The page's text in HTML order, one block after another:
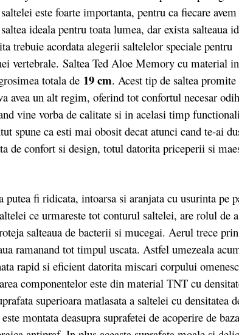
este foarte importanta, pentru ca fiecare
ideala pentru toata lumea, dar exista salteaua
trebuie acordata alegerii saltelelor speciale pentru
vertebrale. Saltea Ted Aloe Memory cu material
totala de 19 cm. Acest tip de saltea promite
avea un alt regim, oferind tot confortul necesar
vine vorba de calitate si in acelasi timp
spune ca esti mai obosit decat atunci cand te-ai
de confort si design, totul datorita priceperii si
fi ridicata, intoarsa si aranjata cu usurinta pe
ce urmareste tot conturul saltelei, are rolul de
salteaua de bacterii si mucegai. Aerul trece
ramanand tot timpul uscata. Astfel umezeala
rapid si eficient datorita miscari corpului
componentelor este din material TNT cu
superioara matlasata a saltelei cu densitatea
montata deasupra suprafetei de acoperire de